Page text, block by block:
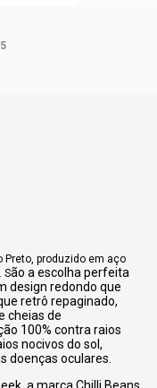
Preto, produzido em aço
São a escolha perfeita
design redondo que
retrô repaginado,
cheias de
100% contra raios
nocivos do sol,
doenças oculares.